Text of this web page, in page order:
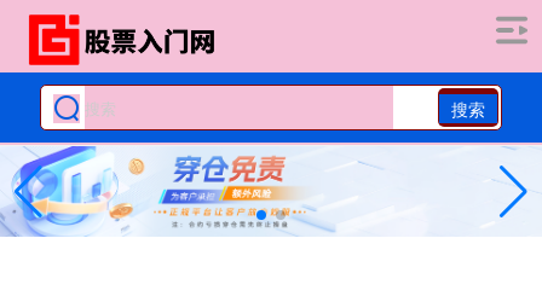
搜索